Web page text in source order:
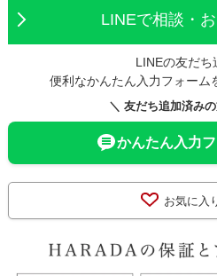
LINEで相談・
LINEの友だち
便利なかんたん入力フォーム
＼ 友だち追加済み
かんたん入力
お気に入